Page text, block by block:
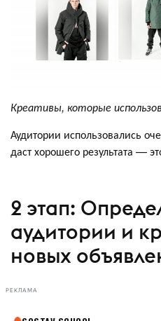
Креативы, которые
Аудитории использовались
даст хорошего результата —
2 этап:
аудитории и
новых
РЕКЛАМА